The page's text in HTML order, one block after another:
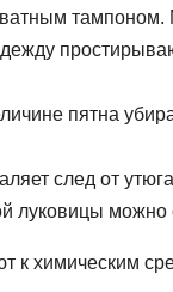
пятна
след от
луковицы можно
к химическим